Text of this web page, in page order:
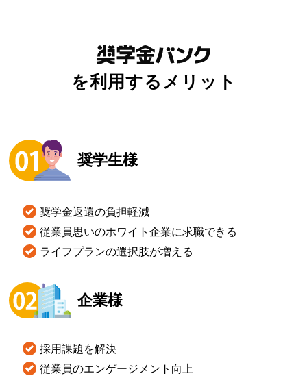
を利用するメリット
奨学生様
奨学金返還の負担軽減
従業員思いのホワイト企業に求職できる
ライフプランの選択肢が増える
企業様
採用課題を解決
従業員のエンゲージメント向上